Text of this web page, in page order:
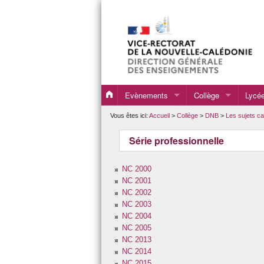
Evènements
Evènements 2020
Evènements 2021
Evènements 2023
Evènements 2024
Evènements 2025
Evènements 2026
Collège
Programmes,
DNB
Vous êtes ici: Accueil > Collège > DNB > Les sujets
Série professionnelle
NC 2000
NC 2001
NC 2002
NC 2003
NC 2004
NC 2005
NC 2013
NC 2014